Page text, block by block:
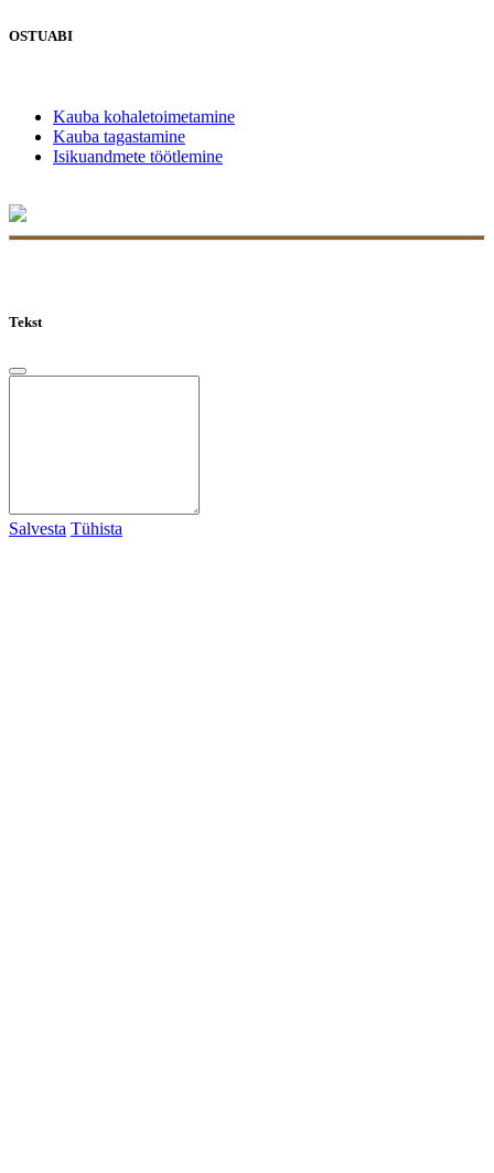
OSTUABI
Kauba kohaletoimetamine
Kauba tagastamine
Isikuandmete töötlemine
Tekst
Salvesta Tühista